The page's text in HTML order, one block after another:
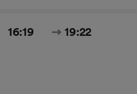
16:19 19:22